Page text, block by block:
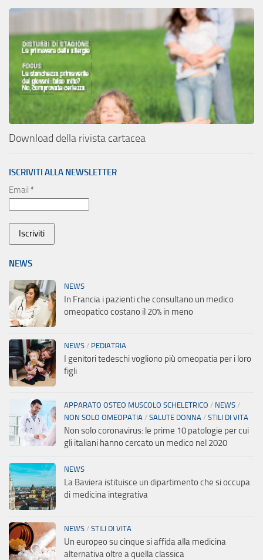
Download della rivista cartacea
ISCRIVITI ALLA NEWSLETTER
Email *
NEWS
NEWS
In Francia i pazienti che consultano un medico
omeopatico costano il 20% in meno
NEWS / PEDIATRIA
I genitori tedeschi vogliono più omeopatia per i loro
figli
APPARATO OSTEO MUSCOLO SCHELETRICO / NEWS /
NON SOLO OMEOPATIA / SALUTE DONNA / STILI DI VITA
Non solo coronavirus: le prime 10 patologie per cui
gli italiani hanno cercato un medico nel 2020
NEWS
La Baviera istituisce un dipartimento che si occupa
di medicina integrativa
NEWS / STILI DI VITA
Un europeo su cinque si affida alla medicina
alternativa oltre a quella classica